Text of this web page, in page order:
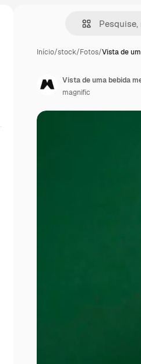
Início/stock/Fotos/Vista de
Vista de uma bebida
magnific